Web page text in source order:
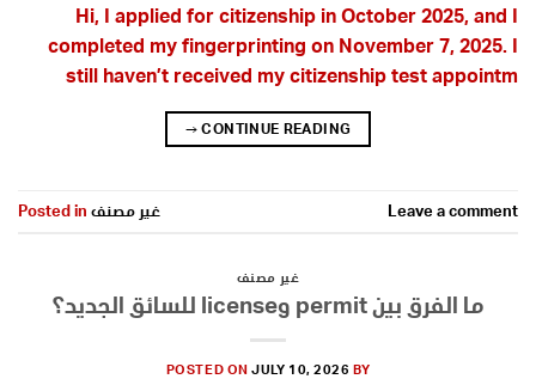
Hi, I applied for citizenship in October 2025, and I
completed my fingerprinting on November 7, 2025. I
still haven’t received my citizenship test appointm
CONTINUE READING
→
Posted in غير مصنف Leave a comment
غير مصنف
ما الفرق بين permit وlicense للسائق الجديد؟
POSTED ONJULY 10, 2026 BY